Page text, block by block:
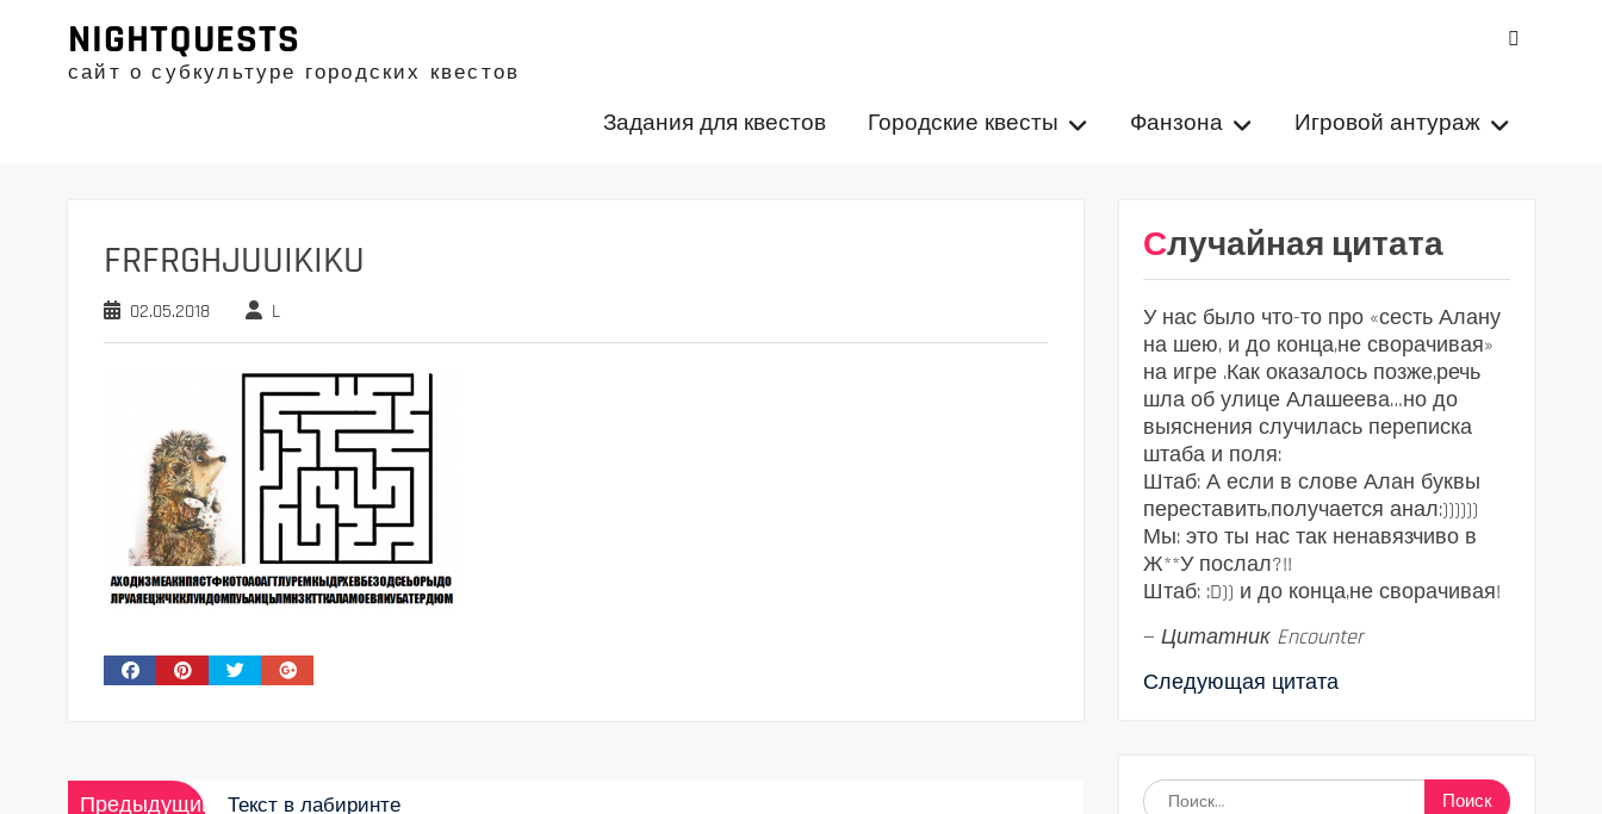
содержимому
NIGHTQUESTS
сайт о субкультуре городских квестов
Задания для квестов Городские квесты Фанзона Игровой антураж
FRFRGHJUUIKIKU
02.05.2018 L
Навигация
Предыдущий
Предыдущая
Текст в лабиринте
Случайная цитата
У нас было что-то про «сесть Алану
на шею, и до конца,не сворачивая»
на игре .Как оказалось позже,речь
шла об улице Алашеева…но до
выяснения случилась переписка
штаба и поля:
Штаб: А если в слове Алан буквы
переставить,получается анал:))))))
Мы: это ты нас так ненавязчиво в
Ж**У послал?!!
Штаб: :D)) и до конца,не сворачивая!
— Цитатник Encounter
Следующая цитата
Найти: